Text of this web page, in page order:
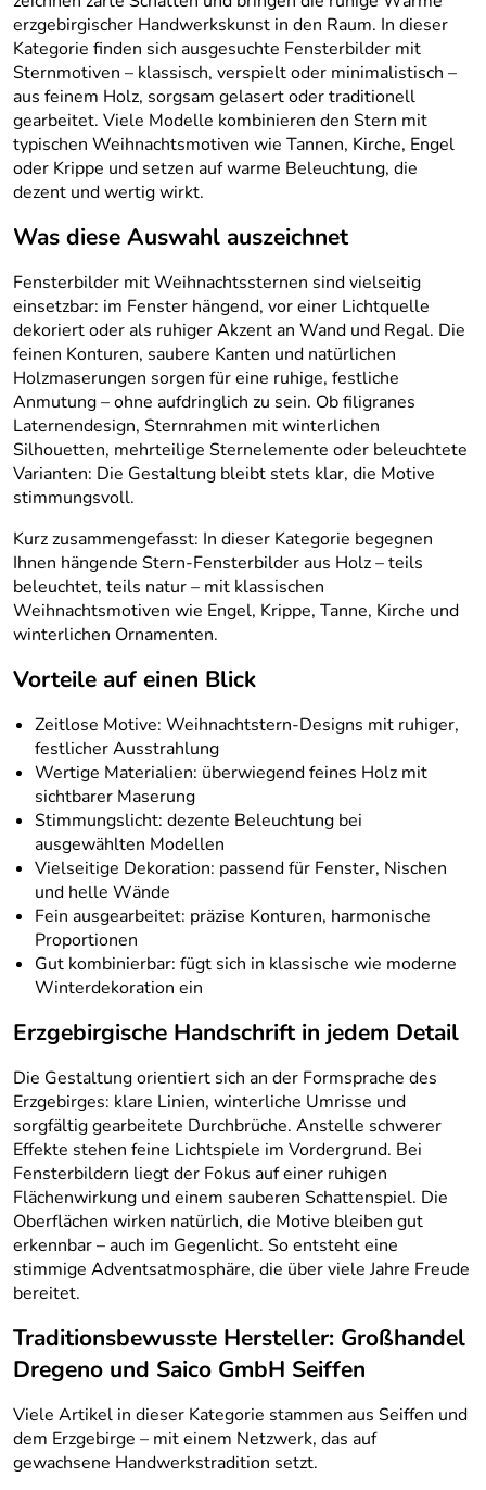
erzgebirgischer Handwerkskunst in den Raum. In dieser
Kategorie finden sich ausgesuchte Fensterbilder mit
Sternmotiven – klassisch, verspielt oder minimalistisch –
aus feinem Holz, sorgsam gelasert oder traditionell
gearbeitet. Viele Modelle kombinieren den Stern mit
typischen Weihnachtsmotiven wie Tannen, Kirche, Engel
oder Krippe und setzen auf warme Beleuchtung, die
dezent und wertig wirkt.
Was diese Auswahl auszeichnet
Fensterbilder mit Weihnachtssternen sind vielseitig
einsetzbar: im Fenster hängend, vor einer Lichtquelle
dekoriert oder als ruhiger Akzent an Wand und Regal. Die
feinen Konturen, saubere Kanten und natürlichen
Holzmaserungen sorgen für eine ruhige, festliche
Anmutung – ohne aufdringlich zu sein. Ob filigranes
Laternendesign, Sternrahmen mit winterlichen
Silhouetten, mehrteilige Sternelemente oder beleuchtete
Varianten: Die Gestaltung bleibt stets klar, die Motive
stimmungsvoll.
Kurz zusammengefasst: In dieser Kategorie begegnen
Ihnen hängende Stern-Fensterbilder aus Holz – teils
beleuchtet, teils natur – mit klassischen
Weihnachtsmotiven wie Engel, Krippe, Tanne, Kirche und
winterlichen Ornamenten.
Vorteile auf einen Blick
Zeitlose Motive: Weihnachtstern-Designs mit ruhiger,
festlicher Ausstrahlung
Wertige Materialien: überwiegend feines Holz mit
sichtbarer Maserung
Stimmungslicht: dezente Beleuchtung bei
ausgewählten Modellen
Vielseitige Dekoration: passend für Fenster, Nischen
und helle Wände
Fein ausgearbeitet: präzise Konturen, harmonische
Proportionen
Gut kombinierbar: fügt sich in klassische wie moderne
Winterdekoration ein
Erzgebirgische Handschrift in jedem Detail
Die Gestaltung orientiert sich an der Formsprache des
Erzgebirges: klare Linien, winterliche Umrisse und
sorgfältig gearbeitete Durchbrüche. Anstelle schwerer
Effekte stehen feine Lichtspiele im Vordergrund. Bei
Fensterbildern liegt der Fokus auf einer ruhigen
Flächenwirkung und einem sauberen Schattenspiel. Die
Oberflächen wirken natürlich, die Motive bleiben gut
erkennbar – auch im Gegenlicht. So entsteht eine
stimmige Adventsatmosphäre, die über viele Jahre Freude
bereitet.
Traditionsbewusste Hersteller: Großhandel
Dregeno und Saico GmbH Seiffen
Viele Artikel in dieser Kategorie stammen aus Seiffen und
dem Erzgebirge – mit einem Netzwerk, das auf
gewachsene Handwerkstradition setzt.